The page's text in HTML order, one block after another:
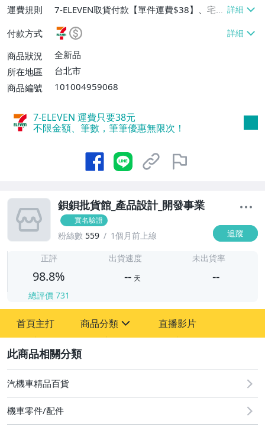
運費規則
7-ELEVEN取貨付款【單件運費$38】、宅
配/貨運【單件運費$120】、面交/自取/不
寄送【免運費】
付款方式
商品狀況
全新品
所在地區
台北市
商品編號
101004959068
7-ELEVEN 運費只要38元
不限金額、筆數，筆筆優惠無限次！
鋇鋇批貨館_產品設計_開發事業
實名驗證
粉絲數 559 1個月前上線 追蹤
正評
98.8%
總評價 731
出貨速度
-- 天
未出貨率
--
首頁主打 商品分類
汽機車精品百貨
直播影片
汽機車精品百貨
機車零件/配件